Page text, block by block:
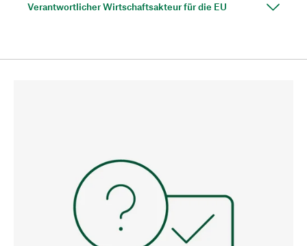
Verantwortlicher Wirtschaftsakteur für die EU